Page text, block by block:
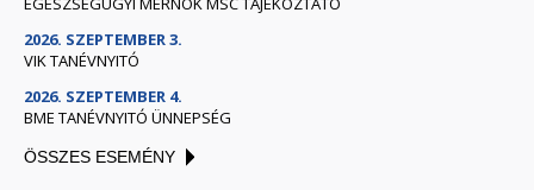
2026. SZEPTEMBER 3.
VIK TANÉVNYITÓ
2026. SZEPTEMBER 4.
BME TANÉVNYITÓ ÜNNEPSÉG
ÖSSZES ESEMÉNY